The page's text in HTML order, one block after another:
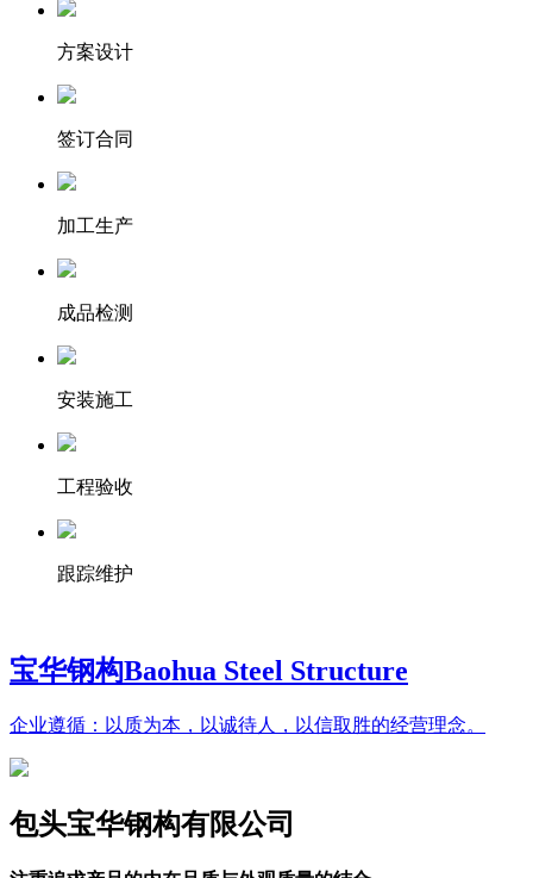
方案设计
签订合同
加工生产
成品检测
安装施工
工程验收
跟踪维护
宝华钢构Baohua Steel Structure
企业遵循：以质为本，以诚待人，以信取胜的经营理念。
包头宝华钢构有限公司